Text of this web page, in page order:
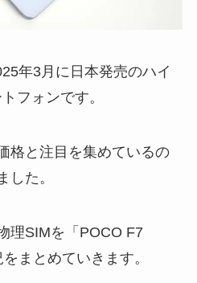
年3月に日本発売のハイ
フォンです。
格と注目を集めているの
した。
理SIMを「POCO F7
まとめていきます。